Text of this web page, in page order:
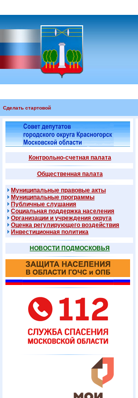
Сделать стартовой
Контрольно-счетная палата
Общественная палата
Муниципальные правовые акты
Муниципальные программы
Публичные слушания
Социальная поддержка населения
Организации и учреждения округа
Оценка регулирующего воздействия
Инвестиционная политика
НОВОСТИ ПОДМОСКОВЬЯ